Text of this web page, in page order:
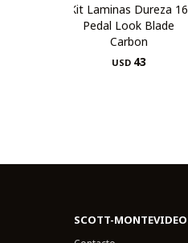
Kit Laminas Dureza 16
Pedal Look Blade
Carbon
USD 43
SCOTT-MONTEVIDEO